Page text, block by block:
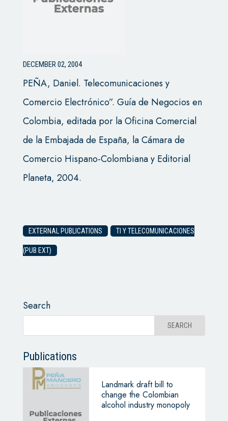
DECEMBER 02, 2004
PEÑA, Daniel. Telecomunicaciones y
Comercio Electrónico”. Guía de Negocios en
Colombia, editada por la Oficina Comercial
de la Embajada de España, la Cámara de
Comercio Hispano-Colombiana y Editorial
Planeta, 2004.
EXTERNAL PUBLICATIONS TI Y TELECOMUNICACIONES
(PUB EXT)
Search
Publications
Landmark draft bill to
change the Colombian
alcohol industry monopoly